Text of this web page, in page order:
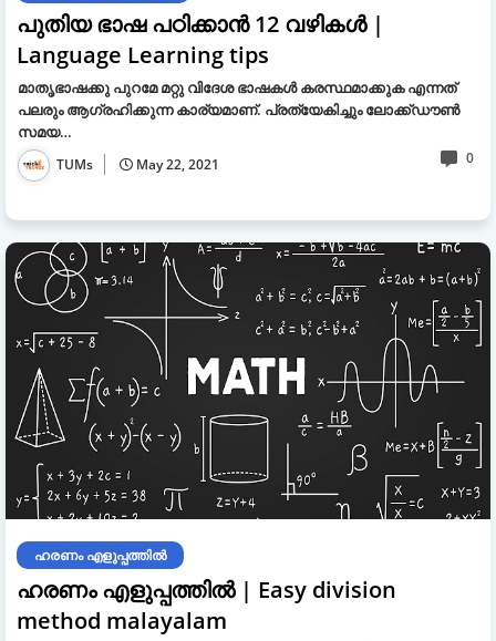
പുതിയ ഭാഷ പഠിക്കാന്‍ 12 വഴികള്‍ |
Language Learning tips
മാതൃഭാഷക്കു പുറമേ മറ്റു വിദേശ ഭാഷകള്‍ കരസ്ഥമാക്കുക എന്നത്
പലരും ആഗ്രഹിക്കുന്ന കാര്യമാണ്. പ്രത്യേകിച്ചും ലോക്ക്ഡൗണ്‍
സമയ…
TUMs May 22, 2021 0
ഹരണം എളുപ്പത്തിൽ
ഹരണം എളുപ്പത്തിൽ | Easy division
method malayalam